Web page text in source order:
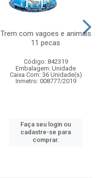
Trem com vagoes e animais
11 pecas
Código: 842319
Embalagem: Unidade
Caixa Com: 36 Unidade(s)
Inmetro: 008777/2019
Faça seu login ou
cadastre-se para
comprar.